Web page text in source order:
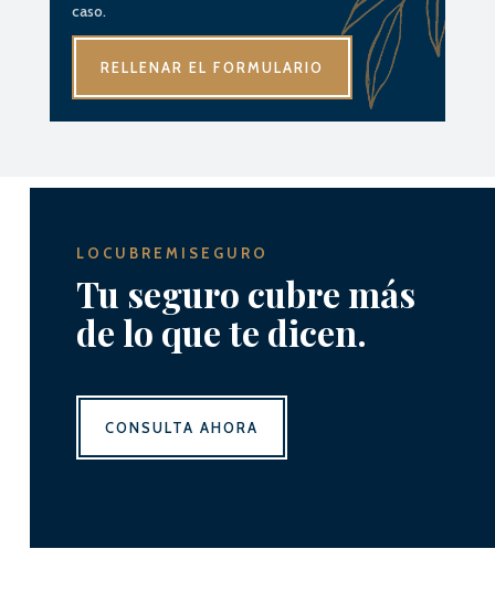
caso.
RELLENAR EL FORMULARIO
LOCUBREMISEGURO
Tu seguro cubre más
de lo que te dicen.
CONSULTA AHORA